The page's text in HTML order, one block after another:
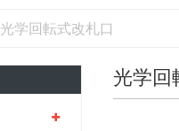
光学回転式改札口
光学回